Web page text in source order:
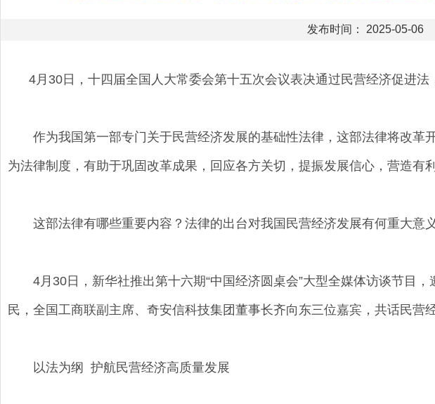
发布时间： 2025-05-06
4月30日，十四届全国人大常委会第十五次会议表决通过民营经济促进法
作为我国第一部专门关于民营经济发展的基础性法律，这部法律将改革
为法律制度，有助于巩固改革成果，回应各方关切，提振发展信心，营造有
这部法律有哪些重要内容？法律的出台对我国民营经济发展有何重大意
4月30日，新华社推出第十六期“中国经济圆桌会”大型全媒体访谈节目，
民，全国工商联副主席、奇安信科技集团董事长齐向东三位嘉宾，共话民营
以法为纲 护航民营经济高质量发展